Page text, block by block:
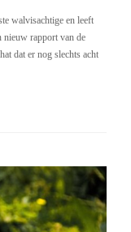
walvisachtige en leeft
nieuw rapport van de
dat er nog slechts acht